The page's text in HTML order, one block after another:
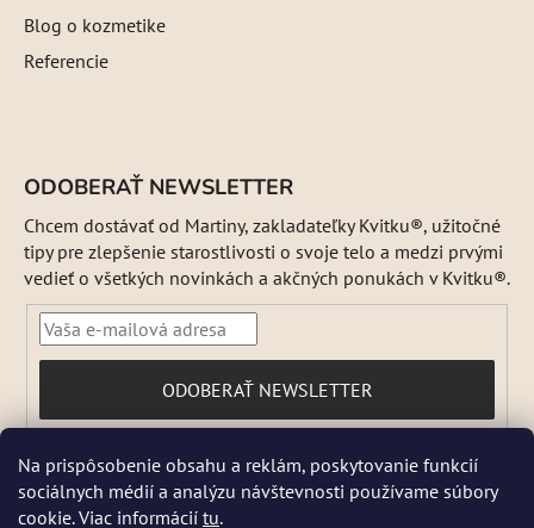
Na prispôsobenie obsahu a reklám, poskytovanie funkcií
sociálnych médií a analýzu návštevnosti používame súbory
cookie. Viac informácií tu.
DŇA 5 a 6 AUGUSTA NEBUDEME ODOSIELAŤ ŽIADNE ZÁSIELKY. ☀️
Letná prevádzka: Počas horúcich dní chránime kvalitu našich výrobkov,
Blog o kozmetike
Referencie
ODOBERAŤ NEWSLETTER
Chcem dostávať od Martiny, zakladateľky Kvitku®, užitočné
tipy pre zlepšenie starostlivosti o svoje telo a medzi prvými
vedieť o všetkých novinkách a akčných ponukách v Kvitku®.
PRIHLÁSIŤ
SA
ODOBERAŤ NEWSLETTER
podmienkami ochrany osobných údajov